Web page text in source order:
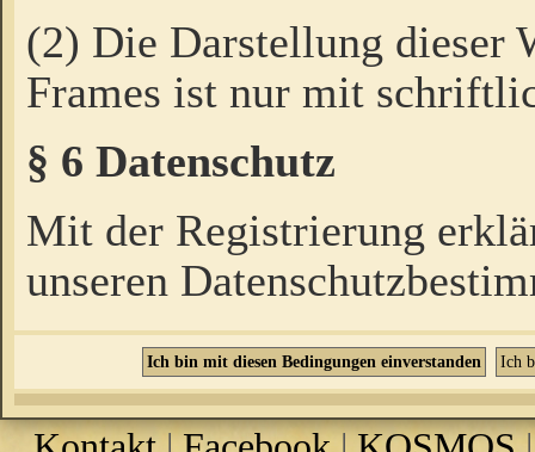
(2) Die Darstellung dieser
Frames ist nur mit
§ 6 Datenschutz
Mit der Registrierung
unseren